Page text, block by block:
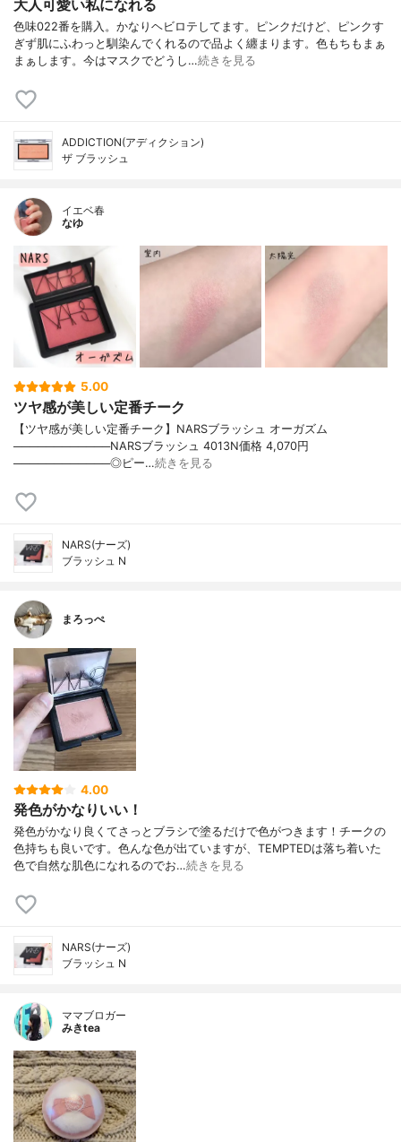
大人可愛い私になれる
色味022番を購入。かなりヘビロテしてます。ピンクだけど、ピンクす
ぎず肌にふわっと馴染んでくれるので品よく纏まります。色もちもまぁ
まぁします。今はマスクでどうし…続きを見る
ADDICTION(アディクション)
ザ ブラッシュ
イエベ春
なゆ
5.00
ツヤ感が美しい定番チーク
【ツヤ感が美しい定番チーク】NARSブラッシュ オーガズム
────────────NARSブラッシュ 4013N価格 4,070円
────────────◎ピー…続きを見る
NARS(ナーズ)
ブラッシュ N
まろっぺ
4.00
発色がかなりいい！
発色がかなり良くてさっとブラシで塗るだけで色がつきます！チークの
色持ちも良いです。色んな色が出ていますが、TEMPTEDは落ち着いた
色で自然な肌色になれるのでお…続きを見る
NARS(ナーズ)
ブラッシュ N
ママブロガー
みきtea